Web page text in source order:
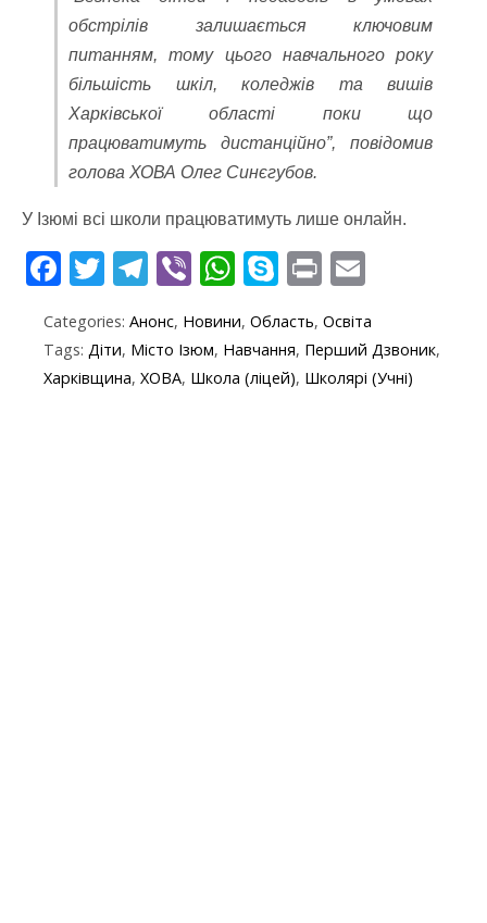
обстрілів залишається ключовим
питанням, тому цього навчального року
більшість шкіл, коледжів та вишів
Харківської області поки що
працюватимуть дистанційно”, повідомив
голова ХОВА Олег Синєгубов.
У Ізюмі всі школи працюватимуть лише онлайн.
F
e
b
T
itt
er
T
e
gr
Vi
er
W
at
s
S
y
p
Pr
t ai
l
Categories: Анонс, Новини, Область, Освіта
Tags: Діти, Місто Ізюм, Навчання, Перший Дзвоник,
Харківщина, ХОВА, Школа (ліцей), Школярі (Учні)